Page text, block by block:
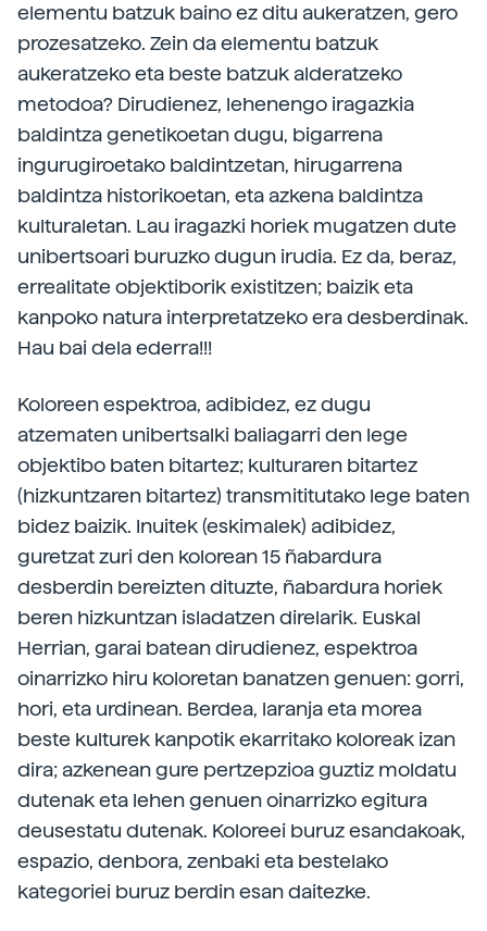
elementu batzuk baino ez ditu aukeratzen, gero
prozesatzeko. Zein da elementu batzuk
aukeratzeko eta beste batzuk alderatzeko
metodoa? Dirudienez, lehenengo iragazkia
baldintza genetikoetan dugu, bigarrena
ingurugiroetako baldintzetan, hirugarrena
baldintza historikoetan, eta azkena baldintza
kulturaletan. Lau iragazki horiek mugatzen dute
unibertsoari buruzko dugun irudia. Ez da, beraz,
errealitate objektiborik existitzen; baizik eta
kanpoko natura interpretatzeko era desberdinak.
Hau bai dela ederra!!!
Koloreen espektroa, adibidez, ez dugu
atzematen unibertsalki baliagarri den lege
objektibo baten bitartez; kulturaren bitartez
(hizkuntzaren bitartez) transmititutako lege baten
bidez baizik. Inuitek (eskimalek) adibidez,
guretzat zuri den kolorean 15 ñabardura
desberdin bereizten dituzte, ñabardura horiek
beren hizkuntzan isladatzen direlarik. Euskal
Herrian, garai batean dirudienez, espektroa
oinarrizko hiru koloretan banatzen genuen: gorri,
hori, eta urdinean. Berdea, laranja eta morea
beste kulturek kanpotik ekarritako koloreak izan
dira; azkenean gure pertzepzioa guztiz moldatu
dutenak eta lehen genuen oinarrizko egitura
deusestatu dutenak. Koloreei buruz esandakoak,
espazio, denbora, zenbaki eta bestelako
kategoriei buruz berdin esan daitezke.